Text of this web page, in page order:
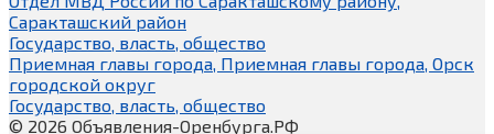
Саракташский район
Государство, власть, общество
Приемная главы города, Приемная главы города, Орск
городской округ
Государство, власть, общество
© 2026 Объявления-Оренбурга.РФ